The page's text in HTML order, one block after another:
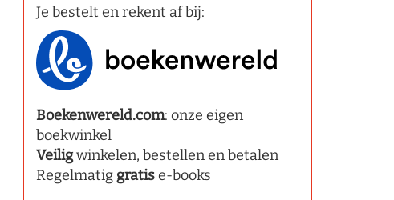
Je bestelt en rekent af bij:
Boekenwereld.com: onze eigen
boekwinkel
Veiligwinkelen, bestellen en betalen
Regelmatig gratise-books